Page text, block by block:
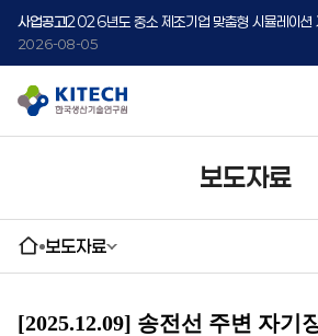
사업공고
2026-08-05
보도자료
보도자료
[2025.12.09] 송전선 주변 자기